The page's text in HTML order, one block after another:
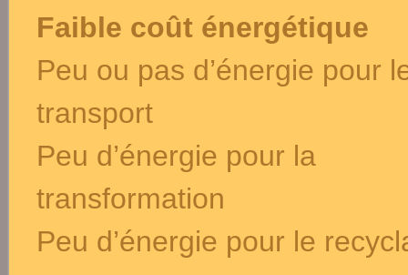
Faible coût énergétique
Peu ou pas d’énergie pour
transport
Peu d’énergie pour la
transformation
Peu d’énergie pour le